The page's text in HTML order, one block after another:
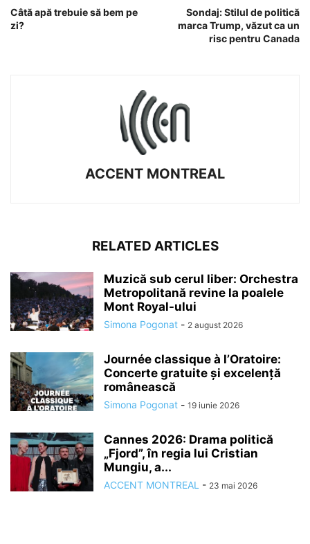
Câtă apă trebuie să bem pe
zi?
Sondaj: Stilul de politică
marca Trump, văzut ca un
risc pentru Canada
ACCENT MONTREAL
RELATED ARTICLES
Muzică sub cerul liber: Orchestra
Metropolitană revine la poalele
Mont Royal-ului
Simona Pogonat - 2 august 2026
Journée classique à l’Oratoire:
Concerte gratuite și excelență
românească
Simona Pogonat - 19 iunie 2026
Cannes 2026: Drama politică
„Fjord”, în regia lui Cristian
Mungiu, a...
ACCENT MONTREAL - 23 mai 2026